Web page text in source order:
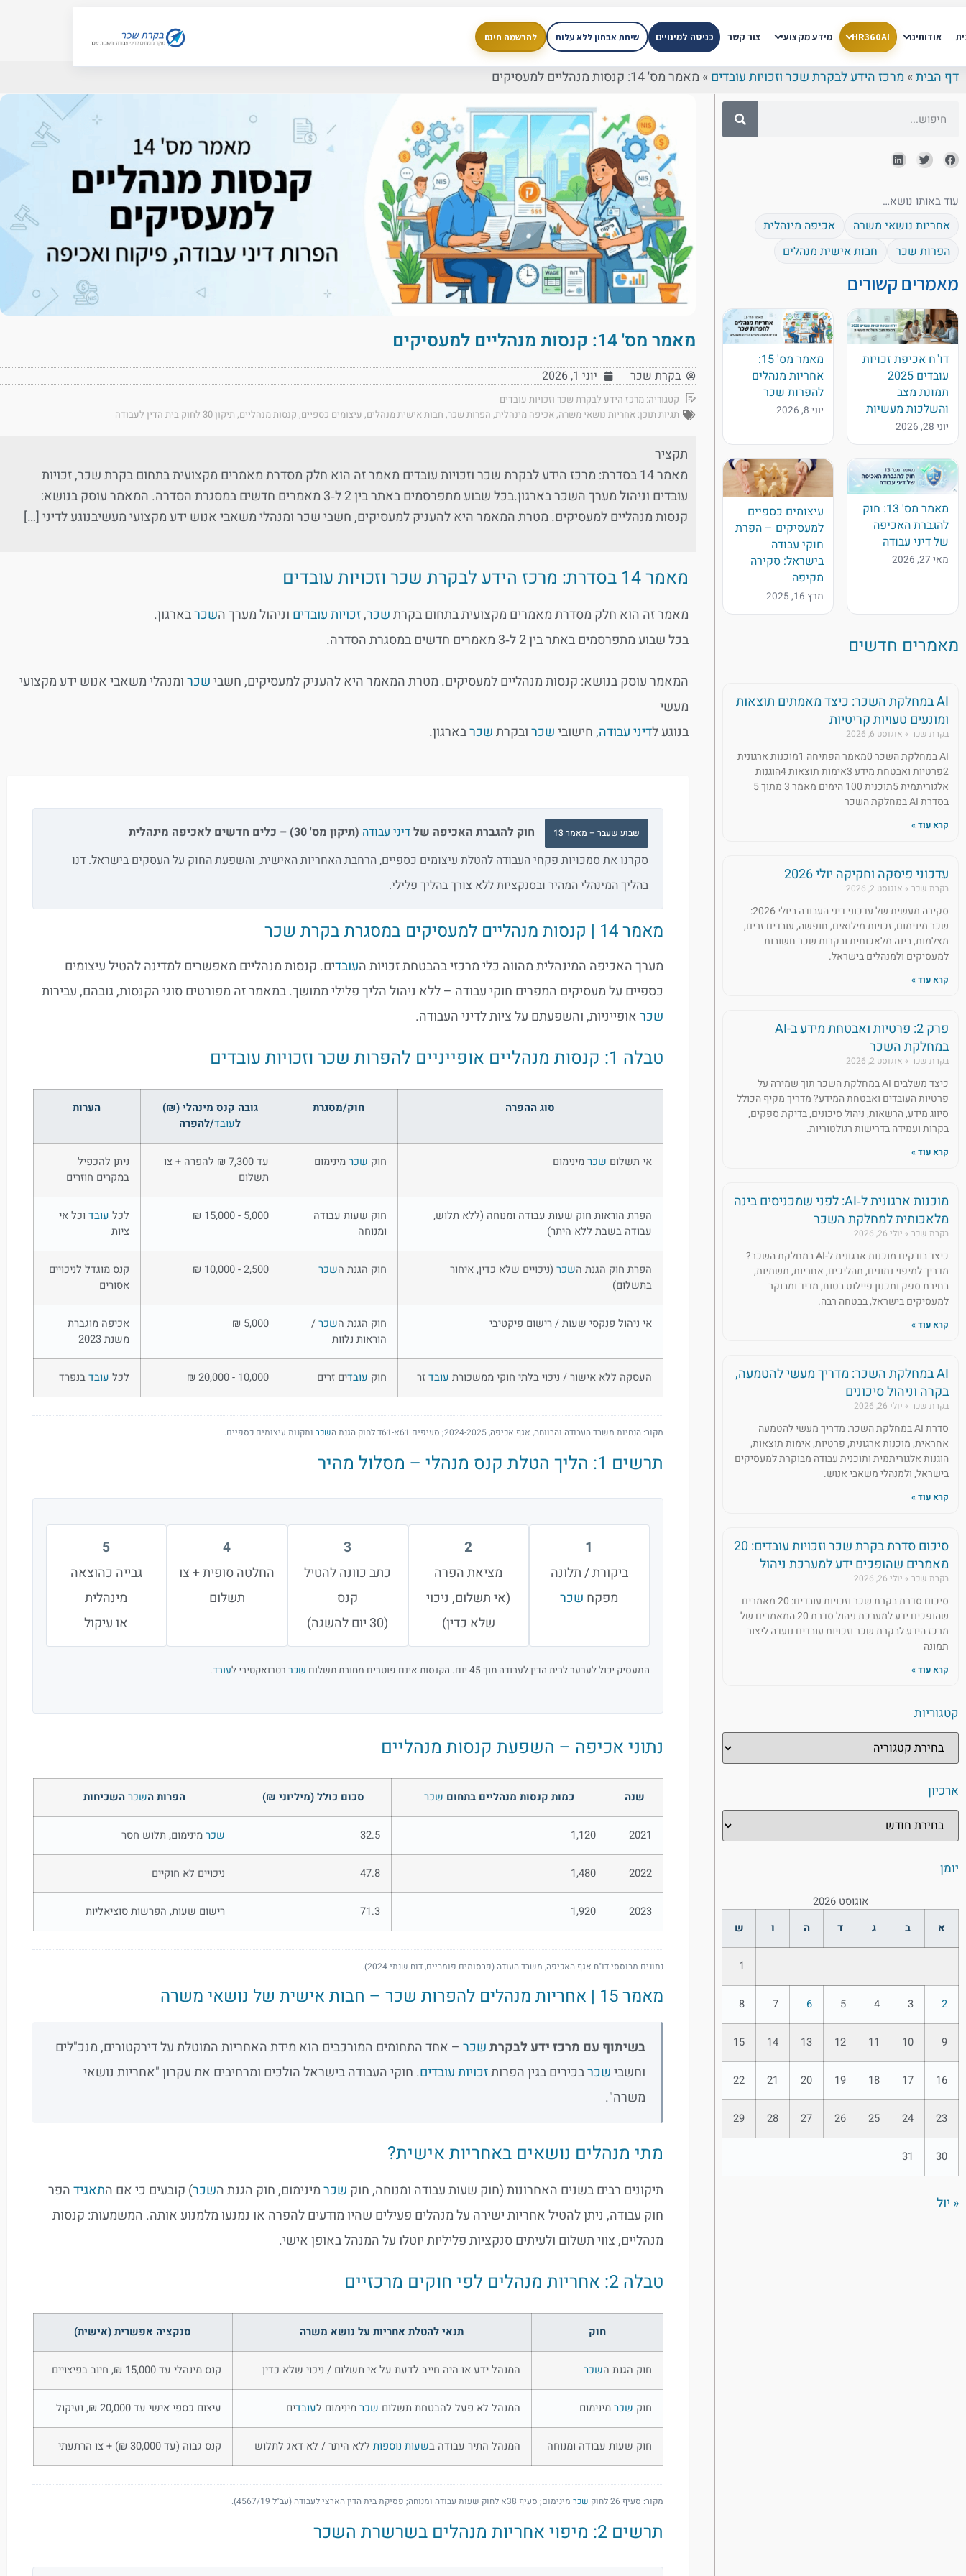
אודותינו HR360AI מידע מקצועי צור קשר כניסה למינויים שיחת אבחון ללא עלות להרשמה חינם
דף הבית» מרכז הידע לבקרת שכר וזכויות עובדים» מאמר מס' 14: קנסות מנהליים למעסיקים
עוד באותו נושא…
אחריות נושאי משרה
אכיפה מינהלית
הפרות שכר
חבות אישית מנהלים
מאמרים קשורים
דו"ח אכיפת זכויות
עובדים 2025
תמונת מצב
והשלכות מעשיות
יוני 28, 2026
מאמר מס' 15:
אחריות מנהלים
להפרות שכר
יוני 8, 2026
מאמר מס' 13: חוק
להגברת האכיפה
של דיני עבודה
מאי 27, 2026
עיצומים כספיים
למעסיקים – הפרת
חוקי עבודה
בישראל: סקירה
מקיפה
מרץ 16, 2025
מאמרים חדשים
AI במחלקת השכר: כיצד מאמתים תוצאות
ומונעים טעויות קריטיות
בקרת שכר אוגוסט 6, 2026
AI במחלקת השכר 0מאמר הפתיחה 1מוכנות ארגונית
2פרטיות ואבטחת מידע 3אימות תוצאות 4הוגנות
אלגוריתמית 5תוכנית 100 הימים מאמר 3 מתוך 5
בסדרת AI במחלקת השכר
קרא עוד »
עדכוני פיסקה וחקיקה יולי 2026
בקרת שכר אוגוסט 2, 2026
סקירה מעשית של עדכוני דיני העבודה ביולי 2026:
שכר מינימום, זכויות מילואים, חופשה, עובדים זרים,
מצלמות, בינה מלאכותית ובקרות שכר חשובות
למעסיקים ולמנהלים בישראל.
קרא עוד »
פרק 2: פרטיות ואבטחת מידע ב-AI
במחלקת השכר
בקרת שכר אוגוסט 2, 2026
כיצד משלבים AI במחלקת השכר תוך שמירה על
פרטיות העובדים ואבטחת המידע? מדריך מקיף הכולל
סיווג מידע, הרשאות, ניהול סיכונים, בדיקת ספקים,
בקרות ועמידה בדרישות רגולטוריות.
קרא עוד »
מוכנות ארגונית ל‑AI: לפני שמכניסים בינה
מלאכותית למחלקת השכר
בקרת שכר יולי 26, 2026
כיצד בודקים מוכנות ארגונית ל-AI במחלקת השכר?
מדריך למיפוי נתונים, תהליכים, אחריות, תשתיות,
בחירת ספק ותכנון פיילוט בטוח, מדיד ומבוקר
למעסיקים בישראל, בבטחה רבה.
קרא עוד »
AI במחלקת השכר: מדריך מעשי להטמעה,
בקרה וניהול סיכונים
בקרת שכר יולי 26, 2026
סדרת AI במחלקת השכר: מדריך מעשי להטמעה
אחראית, מוכנות ארגונית, פרטיות, אימות תוצאות,
הוגנות אלגוריתמית ותוכנית עבודה מבוקרת למעסיקים
בישראל, ולמנהלי משאבי אנוש.
קרא עוד »
סיכום סדרת בקרת שכר וזכויות עובדים: 20
מאמרים שהופכים ידע למערכת ניהול
בקרת שכר יולי 26, 2026
סיכום סדרת בקרת שכר וזכויות עובדים: 20 מאמרים
שהופכים ידע למערכת ניהול סדרת 20 המאמרים של
מרכז הידע לבקרת שכר וזכויות עובדים נועדה ליצור
תמונה
קרא עוד »
קטגוריות
ארכיון
יומן
אוגוסט 2026
א
ב ג ד ה ו ש
1
2
3
4
5
6
7
8
9
10
11
12
13
14
15
16
17
18
19
20
21
22
23
24
25
26
27
28
29
30
31
« יול
מאמר מס' 14: קנסות מנהליים למעסיקים
בקרת שכר יוני 1, 2026
קטגוריה:מרכז הידע לבקרת שכר וזכויות עובדים
תגיות תוכן: אחריות נושאי משרה,אכיפה מינהלית, הפרות שכר, חבות אישית מנהלים, עיצומים כספיים, קנסות מנהליים, תיקון 30 לחוק בית הדין לעבודה
תקציר
מאמר 14 בסדרת: מרכז הידע לבקרת שכר וזכויות עובדים מאמר זה הוא חלק מסדרת מאמרים מקצועית בתחום בקרת שכר, זכויות
עובדים וניהול מערך השכר בארגון.בכל שבוע מתפרסמים באתר בין 2 ל‑3 מאמרים חדשים במסגרת הסדרה. המאמר עוסק בנושא:
קנסות מנהליים למעסיקים. מטרת המאמר היא להעניק למעסיקים, חשבי שכר ומנהלי משאבי אנוש ידע מקצועי מעשיבנוגע לדיני […]
מאמר 14 בסדרת: מרכז הידע לבקרת שכר וזכויות עובדים
מאמר זה הוא חלק מסדרת מאמרים מקצועית בתחום בקרתשכר,זכויות עובדים וניהול מערך השכרבארגון.
בכל שבוע מתפרסמים באתר בין 2 ל‑3 מאמרים חדשים במסגרת הסדרה.
המאמר עוסק בנושא: קנסות מנהליים למעסיקים. מטרת המאמר היא להעניק למעסיקים, חשבישכרומנהלי משאבי אנוש ידע מקצועי
מעשי
בנוגע לדיני עבודה, חישובישכרובקרתשכרבארגון.
שבוע שעבר – מאמר 13 חוק להגברת האכיפה שלדיני עבודה (תיקון מס' 30) – כלים חדשים לאכיפה מינהלית
סקרנו את סמכויות פקחי העבודה להטלת עיצומים כספיים, הרחבת האחריות האישית, והשפעת החוק על העסקים בישראל. דנו
בהליך המינהלי המהיר ובסנקציות ללא צורך בהליך פלילי.
מאמר 14 | קנסות מנהליים למעסיקים במסגרת בקרת שכר
מערך האכיפה המינהלית מהווה כלי מרכזי בהבטחת זכויות העובדים. קנסות מנהליים מאפשרים למדינה להטיל עיצומים
כספיים על מעסיקים המפרים חוקי עבודה – ללא ניהול הליך פלילי ממושך. במאמר זה מפורטים סוגי הקנסות, גובהם, עבירות
שכראופייניות, והשפעתם על ציות לדיני העבודה.
טבלה 1: קנסות מנהליים אופייניים להפרות שכר וזכויות עובדים
סוג ההפרה חוק/מסגרת
גובה קנס מינהלי (₪)
לעובד/להפרה
הערות
אי תשלום שכרמינימום חוק שכרמינימום
עד 7,300 ₪ להפרה + צו
תשלום
ניתן להכפיל
במקרים חוזרים
הפרת הוראות חוק שעות עבודה ומנוחה (ללא תלוש,
עבודה בשבת ללא היתר)
חוק שעות עבודה
ומנוחה
5,000 - 15,000 ₪ לכל עובד וכל אי
ציות
הפרת חוק הגנת השכר (ניכויים שלא כדין, איחור
בתשלום)
חוק הגנת השכר 2,500 - 10,000 ₪
קנס מוגדל לניכויים
אסורים
אי ניהול פנקסי שעות / רישום פיקטיבי חוק הגנת השכר/
הוראות נלוות
5,000 ₪
אכיפה מוגברת
משנת 2023
העסקה ללא אישור / ניכוי בלתי חוקי ממשכורת עובדזר חוק עובדים זרים 10,000 - 20,000 ₪ לכל עובדבנפרד
מקור: הנחיות משרד העבודה והרווחה, אגף אכיפה, 2024-2025; סעיפים 61א-61ד לחוק הגנת ה שכר ותקנות עיצומים כספיים.
תרשים 1: הליך הטלת קנס מנהלי – מסלול מהיר
1
ביקורת / תלונה
מפקח שכר
2
מציאת הפרה
(אי תשלום, ניכוי
שלא כדין)
3
כתב כוונה להטיל
קנס
(30 יום להשגה)
4
החלטה סופית + צו
תשלום
5
גבייה כהוצאה
מינהלית
או עיקול
המעסיק יכול לערער לבית הדין לעבודה תוך 45 יום. הקנסות אינם פוטרים מחובת תשלום שכר רטרואקטיבי לעובד.
נתוני אכיפה – השפעת קנסות מנהליים
שנה כמות קנסות מנהליים בתחום שכר סכום כולל (מיליוני ₪) הפרות השכרהשכיחות
2021
1,120
32.5 שכרמינימום, תלוש חסר
2022
1,480
47.8 ניכויים לא חוקיים
2023
1,920
71.3 רישום שעות, הפרשות סוציאליות
נתונים מבוססי דו"ח אגף האכיפה, משרד העודה (פרסומים פומביים, דוח שנתי 2024).
מאמר 15 | אחריות מנהלים להפרות שכר – חבות אישית של נושאי משרה
בשיתוף עם מרכז ידע לבקרתשכר – אחד התחומים המורכבים הוא מידת האחריות המוטלת על דירקטורים, מנכ"לים
וחשבישכרבכירים בגין הפרותזכויות עובדים. חוקי העבודה בישראל הולכים ומרחיבים את עקרון "אחריות נושאי
משרה".
מתי מנהלים נושאים באחריות אישית?
תיקונים רבים בשנים האחרונות (חוק שעות עבודה ומנוחה, חוק שכרמינימום, חוק הגנת השכר) קובעים כי אם התאגידהפר
חוק עבודה, ניתן להטיל אחריות ישירה על מנהלים פעילים שהיו מודעים להפרה או נמנעו מלמנוע אותה. המשמעות: קנסות
מנהליים, צווי תשלום ולעיתים סנקציות פליליות יוטלו על המנהל באופן אישי.
טבלה 2: אחריות מנהלים לפי חוקים מרכזיים
חוק תנאי להטלת אחריות על נושא משרה סנקציה אפשרית (אישית)
חוק הגנת השכר המנהל ידע או היה חייב לדעת על אי תשלום / ניכוי שלא כדין קנס מינהלי עד 15,000 ₪, חיוב בפיצויים
חוק שכרמינימום המנהל לא פעל להבטחת תשלום שכרמינימום לעובדים עיצום כספי אישי עד 20,000 ₪, ועיקול
חוק שעות עבודה ומנוחה המנהל התיר עבודה בשעות נוספות ללא היתר / לא דאג לתלוש קנס גבוה (עד 30,000 ₪) + צו הרתעתי
מקור: סעיף 26 לחוק שכר מינימום; סעיף 38א לחוק שעות עבודה ומנוחה; פסיקת בית הדין הארצי לעבודה (עב"ל 4567/19).
תרשים 2: מיפוי אחריות מנהלים בשרשרת השכר